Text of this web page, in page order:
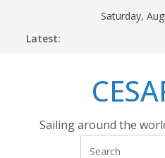
Saturday,
Latest:
Sailing around the